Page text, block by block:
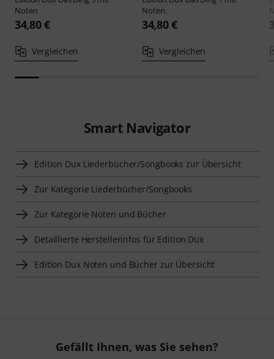
Noten
34,80 €
Vergleichen
Noten
34,80 €
Vergleichen
Smart Navigator
Edition Dux Liederbücher/Songbooks zur Übersicht
Zur Kategorie Liederbücher/Songbooks
Zur Kategorie Noten und Bücher
Detaillierte Herstellerinfos für Edition Dux
Edition Dux Noten und Bücher zur Übersicht
Gefällt Ihnen, was Sie sehen?